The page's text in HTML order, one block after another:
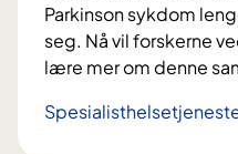
Parkinson sykdom
seg. Nå vil forskerne
lære mer om denne